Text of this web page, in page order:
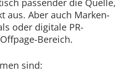
aus. Aber auch Marken-
oder digitale PR-
Bereich.
sind: